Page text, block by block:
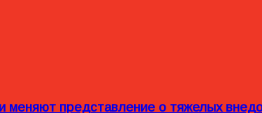
меняют представление о тяжелых